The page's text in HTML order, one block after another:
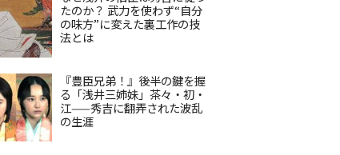
たのか？ 武力を使わず“自分
の味方”に変えた裏工作の技
法とは
『豊臣兄弟！』後半の鍵を握
る「浅井三姉妹」茶々・初・
江——秀吉に翻弄された波乱
の生涯